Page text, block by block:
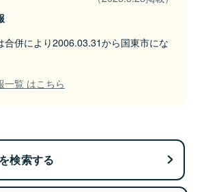
合併により2006.03.31から国東市にな
一覧 はこちら
検索する